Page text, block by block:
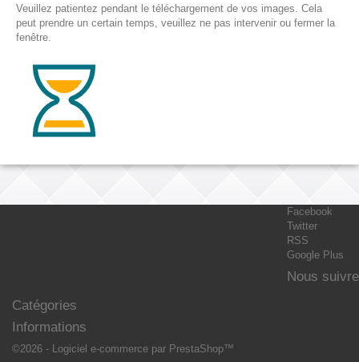
Veuillez patientez pendant le téléchargement de vos images. Cela
peut prendre un certain temps, veuillez ne pas intervenir ou fermer la
fenêtre.
Facebook
Twitter
RSS
Google Plus
Nous suivre
Catégories
Informations
©2026 - Logiciel e-commerce par PrestaShop™